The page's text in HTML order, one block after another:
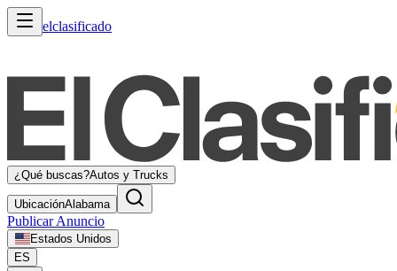
elclasificado
¿Qué buscas?Autos y Trucks
UbicaciónAlabama
Publicar Anuncio
Estados Unidos
ES